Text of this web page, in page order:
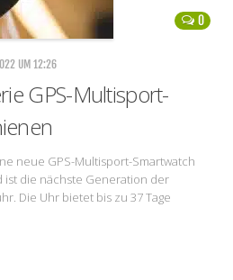
0
UM 12:26
GPS-Multisport-
neue GPS-Multisport-Smartwatch
ist die nächste Generation der
Die Uhr bietet bis zu 37 Tage